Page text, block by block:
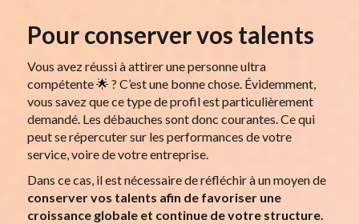
Pour conserver vos talents
Vous avez réussi à attirer une personne ultra
compétente 🌟 ? C’est une bonne chose. Évidemment,
vous savez que ce type de profil est particulièrement
demandé. Les débauches sont donc courantes. Ce qui
peut se répercuter sur les performances de votre
service, voire de votre entreprise.
Dans ce cas, il est nécessaire de réfléchir à un moyen de
conserver vos talents afin de favoriser une
croissance globale et continue de votre structure.